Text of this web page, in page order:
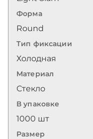
Форма
Round
Тип фиксации
Холодная
Материал
Стекло
В упаковке
1000 шт
Размер